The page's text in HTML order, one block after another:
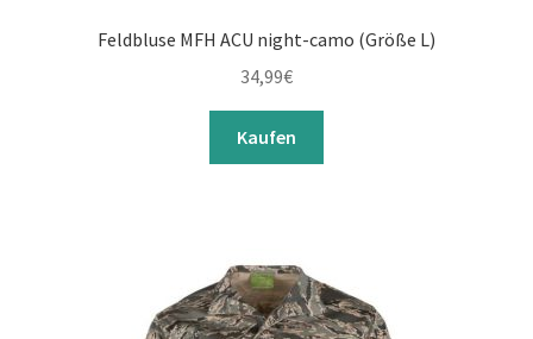
Feldbluse MFH ACU night-camo (Größe L)
34,99€
Kaufen